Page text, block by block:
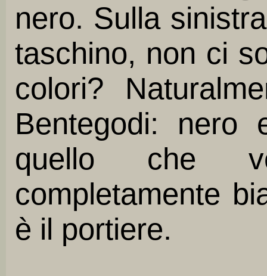
nero. Sulla
taschino, non ci
colori?
Bentegodi: nero
quello che
completamente
è il portiere.